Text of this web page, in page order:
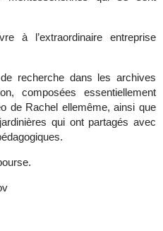
à l’extraordinaire entreprise
recherche dans les archives
composées essentiellement
de Rachel ellemême, ainsi que
qui ont partagés avec